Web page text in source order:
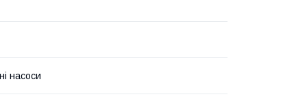
насоси